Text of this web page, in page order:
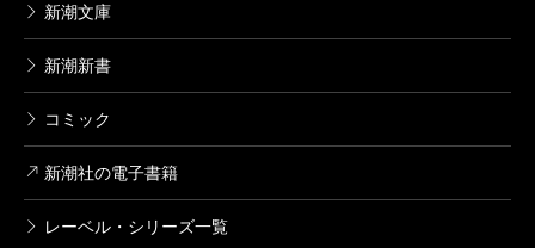
新潮文庫
新潮新書
コミック
新潮社の電子書籍
レーベル・シリーズ一覧